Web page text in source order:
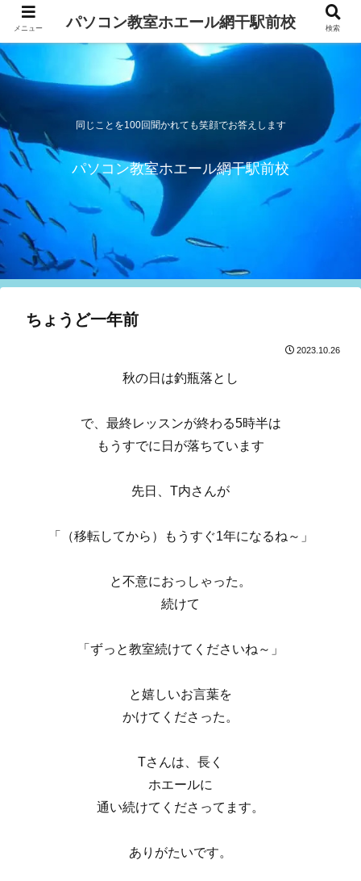
同じことを100回聞かれても笑顔でお答えします
パソコン教室ホエール網干駅前校
ちょうど一年前
2023.10.26
秋の日は釣瓶落とし
で、最終レッスンが終わる5時半は
もうすでに日が落ちています
先日、T内さんが
「（移転してから）もうすぐ1年になるね～」
と不意におっしゃった。
続けて
「ずっと教室続けてくださいね～」
と嬉しいお言葉を
かけてくださった。
Tさんは、長く
ホエールに
通い続けてくださってます。
ありがたいです。
メニュー パソコン教室ホエール網干駅前校 検索